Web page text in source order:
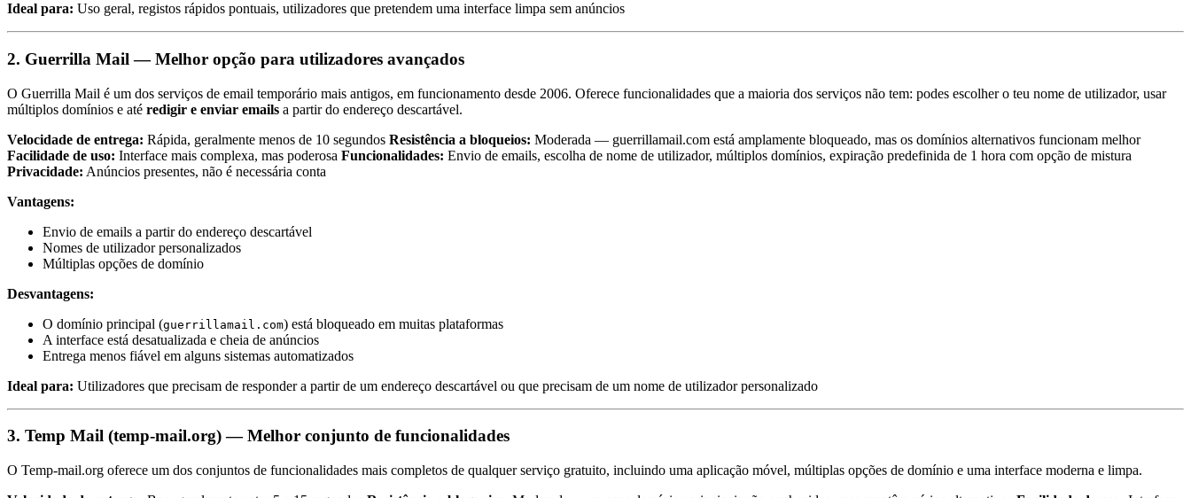
Ideal para: Uso geral, registos rápidos pontuais, utilizadores que pretendem uma interface limpa sem anúncios
2. Guerrilla Mail — Melhor opção para utilizadores avançados
O Guerrilla Mail é um dos serviços de email temporário mais antigos, em funcionamento desde 2006. Oferece funcionalidades que a maioria dos serviços não tem: podes escolher o teu nome de utilizador, usar
múltiplos domínios e até redigir e enviar emails a partir do endereço descartável.
Velocidade de entrega: Rápida, geralmente menos de 10 segundos Resistência a bloqueios: Moderada — guerrillamail.com está amplamente bloqueado, mas os domínios alternativos funcionam melhor
Facilidade de uso: Interface mais complexa, mas poderosa Funcionalidades: Envio de emails, escolha de nome de utilizador, múltiplos domínios, expiração predefinida de 1 hora com opção de mistura
Privacidade: Anúncios presentes, não é necessária conta
Vantagens:
Envio de emails a partir do endereço descartável
Nomes de utilizador personalizados
Múltiplas opções de domínio
Desvantagens:
O domínio principal (guerrillamail.com) está bloqueado em muitas plataformas
A interface está desatualizada e cheia de anúncios
Entrega menos fiável em alguns sistemas automatizados
Ideal para: Utilizadores que precisam de responder a partir de um endereço descartável ou que precisam de um nome de utilizador personalizado
3. Temp Mail (temp-mail.org) — Melhor conjunto de funcionalidades
O Temp-mail.org oferece um dos conjuntos de funcionalidades mais completos de qualquer serviço gratuito, incluindo uma aplicação móvel, múltiplas opções de domínio e uma interface moderna e limpa.